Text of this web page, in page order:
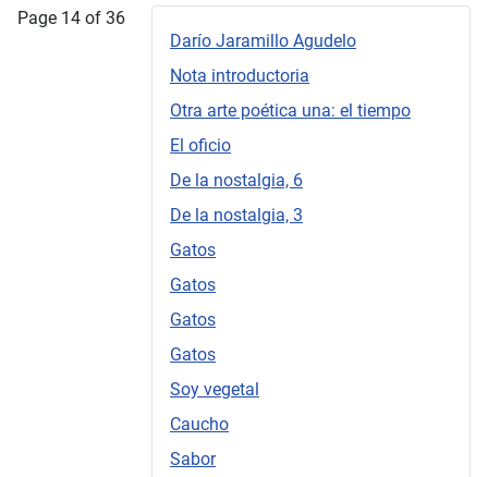
Darío Jaramillo Agudelo
Nota introductoria
Otra arte poética una: el tiempo
El oficio
De la nostalgia, 6
De la nostalgia, 3
Gatos
Gatos
Gatos
Gatos
Soy vegetal
Caucho
Sabor
Page 14 of 36